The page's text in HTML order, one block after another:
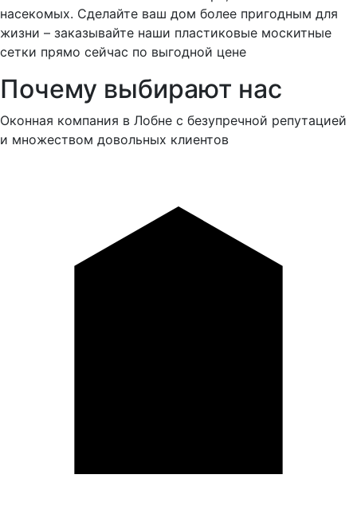
насекомых. Сделайте ваш дом более пригодным для
жизни – заказывайте наши пластиковые москитные
сетки прямо сейчас по выгодной цене
Почему выбирают нас
Оконная компания в Лобне с безупречной репутацией
и множеством довольных клиентов